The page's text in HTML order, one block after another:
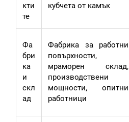
кти
те
кубчета от камък
Фа
бри
ка
и
скл
ад
Фабрика за работни
повърхности,
мраморен склад,
производствени
мощности, опитни
работници